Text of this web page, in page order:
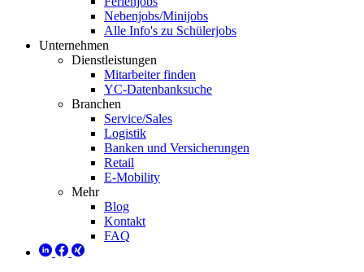
Nebenjobs/Minijobs
Alle Info's zu Schülerjobs
Unternehmen
Dienstleistungen
Mitarbeiter finden
YC-Datenbanksuche
Branchen
Service/Sales
Logistik
Banken und Versicherungen
Retail
E-Mobility
Mehr
Blog
Kontakt
FAQ